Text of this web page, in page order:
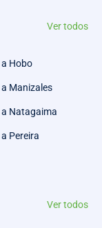
Ver todos
a Hobo
a Manizales
a Natagaima
Pereira
Ver todos